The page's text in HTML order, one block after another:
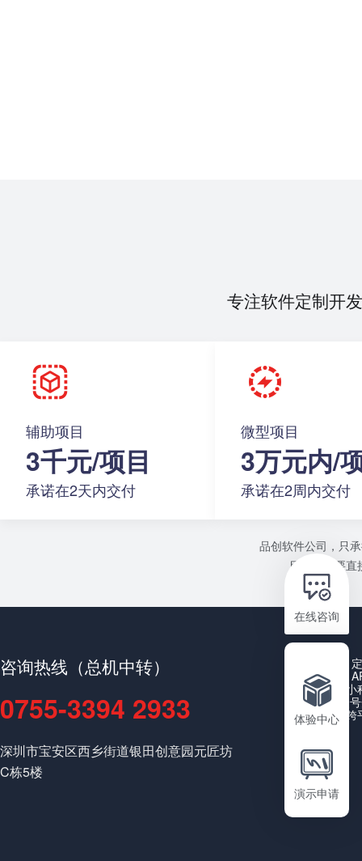
在线咨询
体验中心
演示申请
专注软件定制开
辅助项目
3千元/项目
承诺在2天内交付
微型项目
3万元内/
承诺在2周内交付
品创软件公司，只
目或者需要
咨询热线（总机中转）
0755-3394 2933
深圳市宝安区西乡街道银田创意园元匠坊
C栋5楼
公众